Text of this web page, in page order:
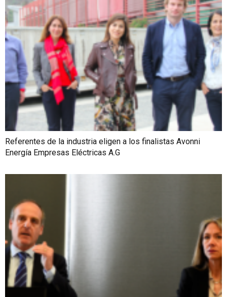
Referentes de la industria eligen a los finalistas Avonni
Energía Empresas Eléctricas A.G